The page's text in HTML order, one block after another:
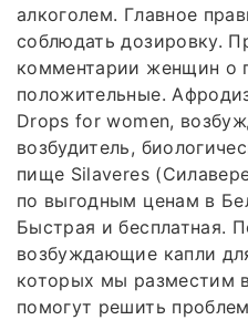
алкоголем. Главное
соблюдать дозировку.
комментарии женщин о
положительные.
Drops for women,
возбудитель,
пище Silaveres
по выгодным ценам в
Быстрая и бесплатная.
возбуждающие капли
которых мы разместим
помогут решить